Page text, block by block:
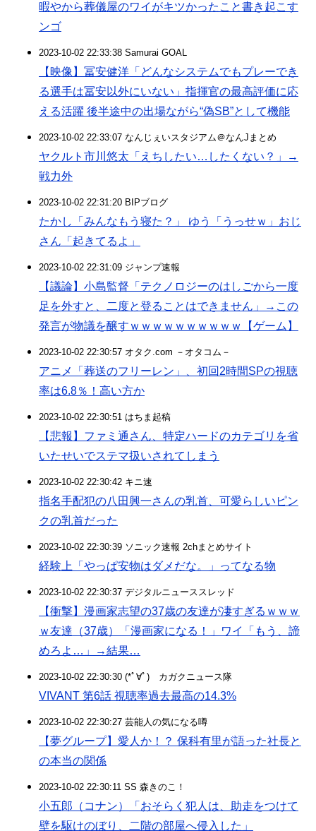
暇やから葬儀屋のワイがキツかったこと書き起こす
ンゴ
2023-10-02 22:33:38 Samurai GOAL
【映像】冨安健洋「どんなシステムでもプレーでき
る選手は冨安以外にいない」指揮官の最高評価に応
える活躍 後半途中の出場ながら“偽SB”として機能
2023-10-02 22:33:07 なんじぇいスタジアム＠なんJまとめ
ヤクルト市川悠太「えちしたい…したくない？」→
戦力外
2023-10-02 22:31:20 BIPブログ
たかし「みんなもう寝た？」 ゆう「うっせｗ」おじ
さん「起きてるよ」
2023-10-02 22:31:09 ジャンプ速報
【議論】小島監督「テクノロジーのはしごから一度
足を外すと、二度と登ることはできません」→この
発言が物議を醸すｗｗｗｗｗｗｗｗｗｗ【ゲーム】
2023-10-02 22:30:57 オタク.com －オタコム－
アニメ「葬送のフリーレン」、初回2時間SPの視聴
率は6.8％！高い方か
2023-10-02 22:30:51 はちま起稿
【悲報】ファミ通さん、特定ハードのカテゴリを省
いたせいでステマ扱いされてしまう
2023-10-02 22:30:42 キニ速
指名手配犯の八田興一さんの乳首、可愛らしいピン
クの乳首だった
2023-10-02 22:30:39 ソニック速報 2chまとめサイト
経験上「やっぱ安物はダメだな。」ってなる物
2023-10-02 22:30:37 デジタルニューススレッド
【衝撃】漫画家志望の37歳の友達が凄すぎるｗｗｗ
ｗ友達（37歳）「漫画家になる！」ワイ「もう、諦
めろよ…」→結果…
2023-10-02 22:30:30 (*ﾟ∀ﾟ)ゞカガクニュース隊
VIVANT 第6話 視聴率過去最高の14.3%
2023-10-02 22:30:27 芸能人の気になる噂
【夢グループ】愛人か！？ 保科有里が語った社長と
の本当の関係
2023-10-02 22:30:11 SS 森きのこ！
小五郎（コナン）「おそらく犯人は、助走をつけて
壁を駆けのぼり、二階の部屋へ侵入した」